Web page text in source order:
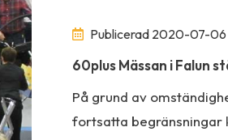
Publicerad 2020-07-06
60plus Mässan i Falun
På grund av
fortsatta begränsningar